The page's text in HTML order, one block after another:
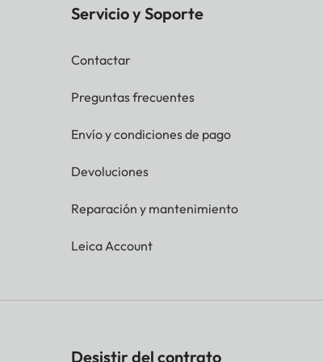
Servicio y Soporte
Contactar
Preguntas frecuentes
Envío y condiciones de pago
Devoluciones
Reparación y mantenimiento
Leica Account
Desistir del contrato